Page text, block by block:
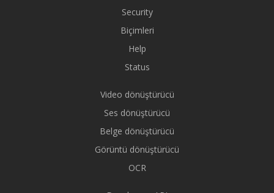
Security
Biçimleri
Help
Status
Video dönüştürücü
Ses dönüştürücü
Belge dönüştürücü
Görüntü dönüştürücü
OCR